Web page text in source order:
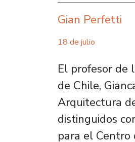
Gian Perfetti
18 de julio
El profesor de
de Chile,
Arquitectura
distinguidos
para el Centro